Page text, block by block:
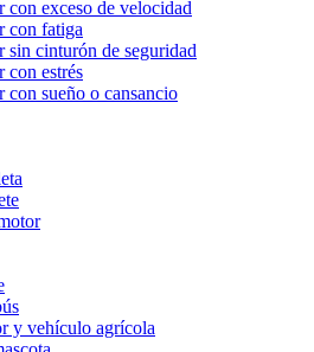
con exceso de velocidad
con fatiga
sin cinturón de seguridad
con estrés
con sueño o cansancio
y vehículo agrícola